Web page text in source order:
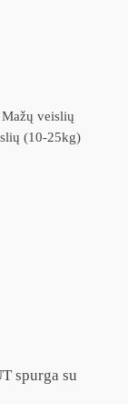
veislių
(10-25kg)
spurga su